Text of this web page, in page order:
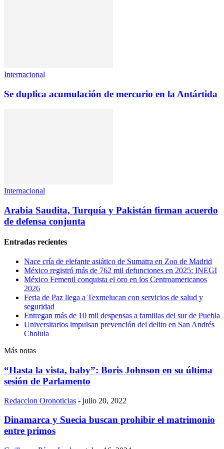
Internacional
Se duplica acumulación de mercurio en la Antártida
Internacional
Arabia Saudita, Turquía y Pakistán firman acuerdo
de defensa conjunta
Entradas recientes
Nace cría de elefante asiático de Sumatra en Zoo de Madrid
México registró más de 762 mil defunciones en 2025: INEGI
México Femenil conquista el oro en los Centroamericanos
2026
Feria de Paz llega a Texmelucan con servicios de salud y
seguridad
Entregan más de 10 mil despensas a familias del sur de Puebla
Universitarios impulsan prevención del delito en San Andrés
Cholula
Más notas
“Hasta la vista, baby”: Boris Johnson en su última
sesión de Parlamento
Redaccion Oronoticias - julio 20, 2022
Dinamarca y Suecia buscan prohibir el matrimonio
entre primos